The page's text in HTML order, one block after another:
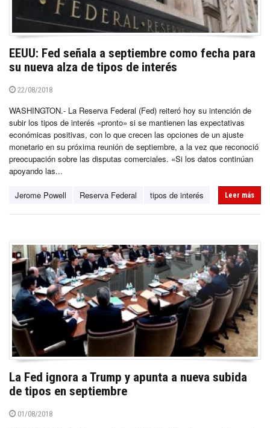
EEUU: Fed señala a septiembre como fecha para
su nueva alza de tipos de interés
22/08/2018
WASHINGTON.- La Reserva Federal (Fed) reiteró hoy su intención de
subir los tipos de interés «pronto» si se mantienen las expectativas
económicas positivas, con lo que crecen las opciones de un ajuste
monetario en su próxima reunión de septiembre, a la vez que reconoció
preocupación sobre las disputas comerciales. «Si los datos continúan
apoyando las...
Jerome Powell Reserva Federal tipos de interés Leer más
La Fed ignora a Trump y apunta a nueva subida
de tipos en septiembre
01/08/2018